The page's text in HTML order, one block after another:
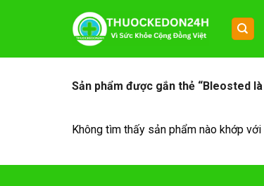
dung
Sản phẩm được gắn thẻ “Bleosted
Không tìm thấy sản phẩm nào khớp